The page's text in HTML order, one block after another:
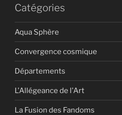
Catégories
Aqua Sphère
Convergence cosmique
Départements
L'Allégeance de l'Art
La Fusion des Fandoms